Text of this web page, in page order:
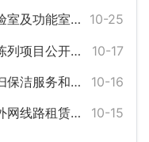
10-25
采购项目招标公告
10-17
公开招标公告
10-16
管理及运输服务项目
10-15
）项目公开招标公告